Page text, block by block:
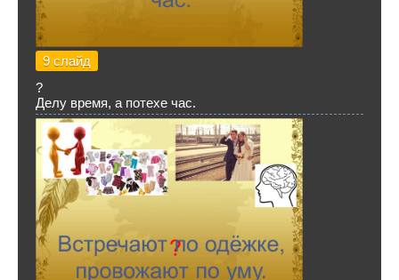
9 слайд
?
Делу время, а потехе час.